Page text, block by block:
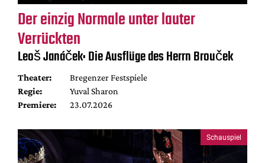
Der einzig Normale unter lauter
Verrückten
Leoš Janáček: Die Ausflüge des Herrn Brouček
Theater:
Bregenzer Festspiele
Regie:
Yuval Sharon
Premiere:
23.07.2026
Schauspiel